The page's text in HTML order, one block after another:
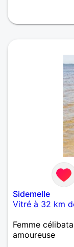
Sidemelle
Vitré à 32 km
Femme
amoureuse